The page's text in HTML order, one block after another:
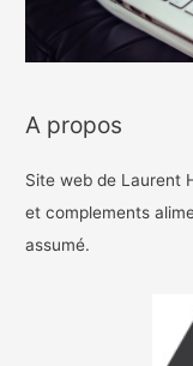
A propos
Site web de Laurent
et complements
assumé.